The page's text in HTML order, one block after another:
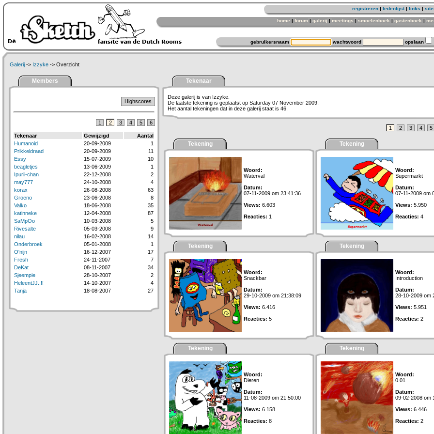
registreren | ledenlijst| links |
home | forum | galerij | meetings | smoelenboek | gastenboek |
gebruikersnaam wachtwoord opslaan
Galerij -> Izzyke -> Overzicht
Members
Highscores
1 2 3 4 5 6
Tekenaar Gewijzigd
Aantal
Humanoid
20-09-2009
1
Prikkeldraad
20-09-2009
11
Essy
15-07-2009
10
beagletjes
13-06-2009
1
Ipurii-chan
22-12-2008
2
may777
24-10-2008
4
korax
26-08-2008
63
Groeno
23-06-2008
8
Valko
18-06-2008
35
katinneke
12-04-2008
87
SaMpOo
10-03-2008
5
Rivesalte
05-03-2008
9
nilau
16-02-2008
14
Onderbroek
05-01-2008
1
O'nijn
16-12-2007
17
Fresh
24-11-2007
7
DeKat
08-11-2007
34
Sjeempie
28-10-2007
2
HeleentJJ..!!
14-10-2007
4
Tanja
18-08-2007 27
Tekenaar
Deze galerij is van Izzyke.
De laatste tekening is geplaatst op Saturday 07 November 2009.
Het aantal tekeningen dat in deze galerij staat is 46.
1 2 3 4 5
Tekening
Woord:
Waterval
Datum:
07-11-2009 om 23:41:36
Views: 6.603
Reacties: 1
Tekening
Woord:
Supermarkt
Datum:
07-11-2009 om
Views: 5.950
Reacties: 4
Tekening
Woord:
Snackbar
Datum:
29-10-2009 om 21:38:09
Views: 6.416
Reacties: 5
Tekening
Woord:
Introduction
Datum:
28-10-2009 om
Views: 5.951
Reacties: 2
Tekening
Woord:
Dieren
Datum:
11-08-2009 om 21:50:00
Views: 6.158
Reacties: 8
Tekening
Woord:
0.01
Datum:
09-02-2008 om
Views: 6.446
Reacties: 2